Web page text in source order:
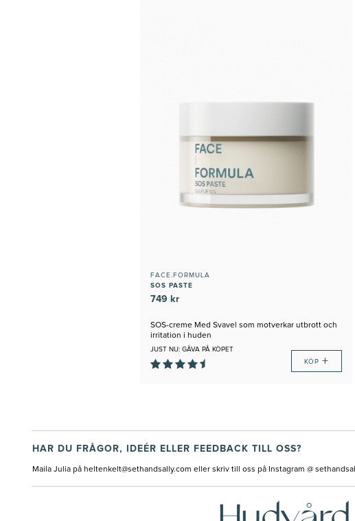
FACE.FORMULA
SOS PASTE
749 kr
SOS-creme Med Svavel som motverkar utbrott och
irritation i huden
JUST NU: GÅVA PÅ KÖPET
KÖP +
HAR DU FRÅGOR, IDEÉR ELLER FEEDBACK TILL OSS?
Maila Julia på heltenkelt@sethandsally.com eller skriv till oss på Instagram @